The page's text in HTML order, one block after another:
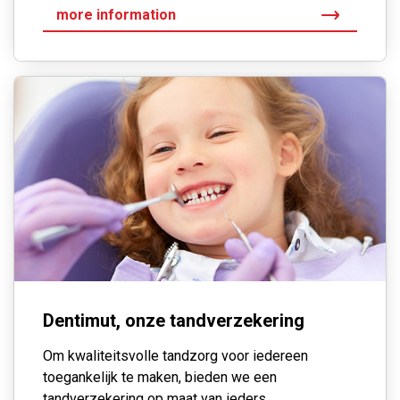
more information
Dentimut, onze tandverzekering
Om kwaliteitsvolle tandzorg voor iedereen
toegankelijk te maken, bieden we een